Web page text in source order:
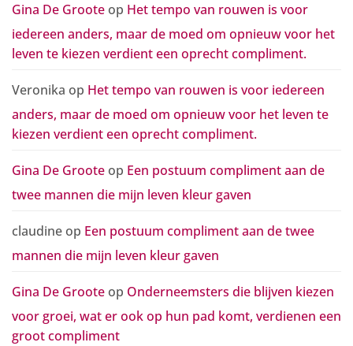
leven
te
verdient
oprecht
leven
gaven
Gina De Groote op Het tempo van rouwen is voor
iedereen anders, maar de moed om opnieuw voor het
leven te kiezen verdient een oprecht compliment.
Veronika op Het tempo van rouwen is voor iedereen
anders, maar de moed om opnieuw voor het leven te
kiezen verdient een oprecht compliment.
Gina De Groote op Een postuum compliment aan de
twee mannen die mijn leven kleur gaven
claudine op Een postuum compliment aan de twee
mannen die mijn leven kleur gaven
Gina De Groote op Onderneemsters die blijven kiezen
voor groei, wat er ook op hun pad komt, verdienen een
groot compliment